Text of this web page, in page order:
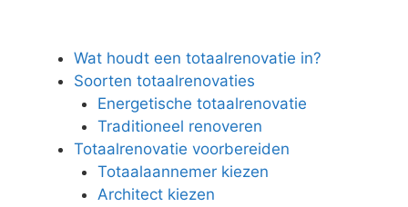
Wat houdt een totaalrenovatie in?
Soorten totaalrenovaties
Energetische totaalrenovatie
Traditioneel renoveren
Totaalrenovatie voorbereiden
Totaalaannemer kiezen
Architect kiezen